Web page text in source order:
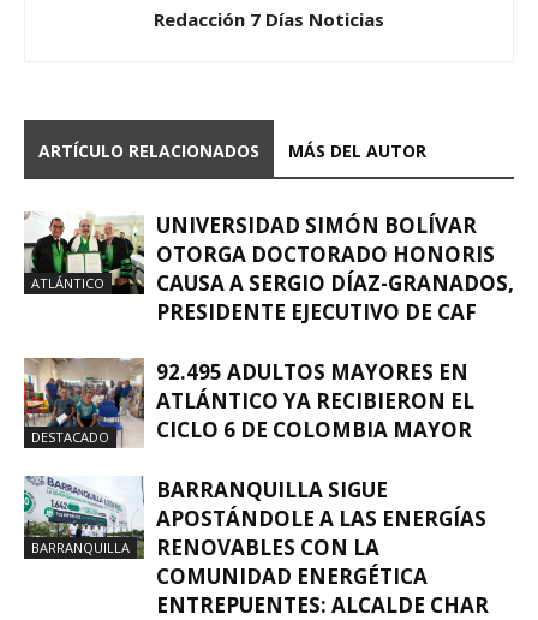
Redacción 7 Días Noticias
ARTÍCULO RELACIONADOS MÁS DEL AUTOR
ATLÁNTICO
UNIVERSIDAD SIMÓN BOLÍVAR
OTORGA DOCTORADO HONORIS
CAUSA A SERGIO DÍAZ-GRANADOS,
PRESIDENTE EJECUTIVO DE CAF
DESTACADO
92.495 ADULTOS MAYORES EN
ATLÁNTICO YA RECIBIERON EL
CICLO 6 DE COLOMBIA MAYOR
BARRANQUILLA
BARRANQUILLA SIGUE
APOSTÁNDOLE A LAS ENERGÍAS
RENOVABLES CON LA
COMUNIDAD ENERGÉTICA
ENTREPUENTES: ALCALDE CHAR